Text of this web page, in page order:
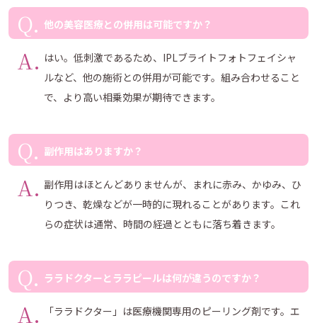
他の美容医療との併用は可能ですか？
はい。低刺激であるため、IPLブライトフォトフェイシャ
ルなど、他の施術との併用が可能です。組み合わせること
で、より高い相乗効果が期待できます。
副作用はありますか？
副作用はほとんどありませんが、まれに赤み、かゆみ、ひ
りつき、乾燥などが一時的に現れることがあります。これ
らの症状は通常、時間の経過とともに落ち着きます。
ララドクターとララピールは何が違うのですか？
「ララドクター」は医療機関専用のピーリング剤です。エ